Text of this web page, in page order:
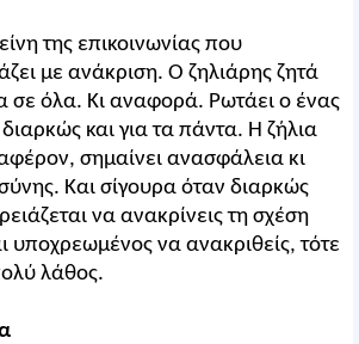
της επικοινωνίας που
με ανάκριση. Ο ζηλιάρης ζητά
σε όλα. Κι αναφορά. Ρωτάει ο ένας
και για τα πάντα. Η ζήλια
σημαίνει ανασφάλεια κι
Και σίγουρα όταν διαρκώς
να ανακρίνεις τη σχέση
υποχρεωμένος να ανακριθείς, τότε
λάθος.